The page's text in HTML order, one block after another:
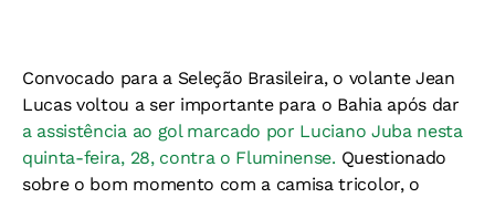
Convocado para a Seleção Brasileira, o volante Jean
Lucas voltou a ser importante para o Bahia após dar
a assistência ao gol marcado por Luciano Juba nesta
quinta-feira, 28, contra o Fluminense. Questionado
sobre o bom momento com a camisa tricolor, o